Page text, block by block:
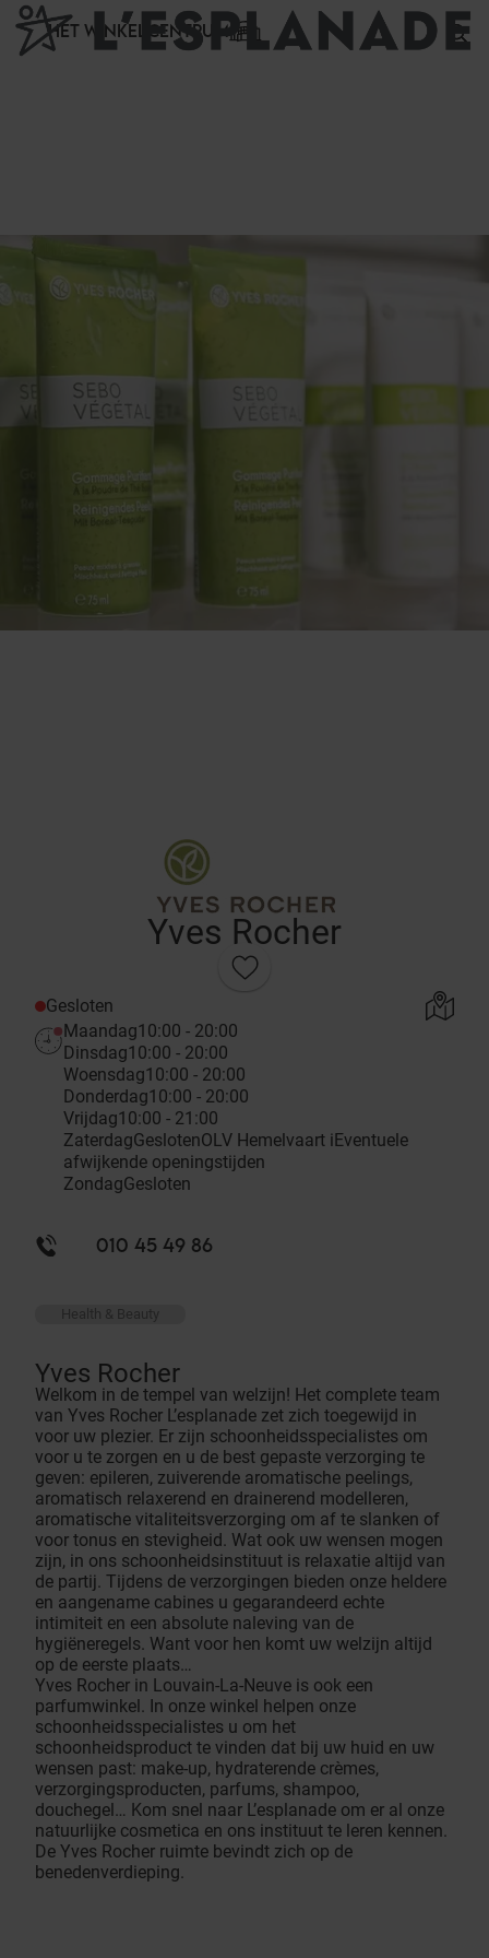
HET WINKELCENTRUM
Yves Rocher
Gesloten
Maandag10:00 - 20:00
Dinsdag10:00 - 20:00
Woensdag10:00 - 20:00
Donderdag10:00 - 20:00
Vrijdag10:00 - 21:00
ZaterdagGeslotenOLV Hemelvaart i Eventuele
afwijkende openingstijden
ZondagGesloten
010 45 49 86
Health & Beauty
Yves Rocher
Welkom in de tempel van welzijn! Het complete team
van Yves Rocher L’esplanade zet zich toegewijd in
voor uw plezier. Er zijn schoonheidsspecialistes om
voor u te zorgen en u de best gepaste verzorging te
geven: epileren, zuiverende aromatische peelings,
aromatisch relaxerend en drainerend modelleren,
aromatische vitaliteitsverzorging om af te slanken of
voor tonus en stevigheid. Wat ook uw wensen mogen
zijn, in ons schoonheidsinstituut is relaxatie altijd van
de partij. Tijdens de verzorgingen bieden onze heldere
en aangename cabines u gegarandeerd echte
intimiteit en een absolute naleving van de
hygiëneregels. Want voor hen komt uw welzijn altijd
op de eerste plaats…
Yves Rocher in Louvain-La-Neuve is ook een
parfumwinkel. In onze winkel helpen onze
schoonheidsspecialistes u om het
schoonheidsproduct te vinden dat bij uw huid en uw
wensen past: make-up, hydraterende crèmes,
verzorgingsproducten, parfums, shampoo,
douchegel… Kom snel naar L’esplanade om er al onze
natuurlijke cosmetica en ons instituut te leren kennen.
De Yves Rocher ruimte bevindt zich op de
benedenverdieping.
Cookies beheer paneel